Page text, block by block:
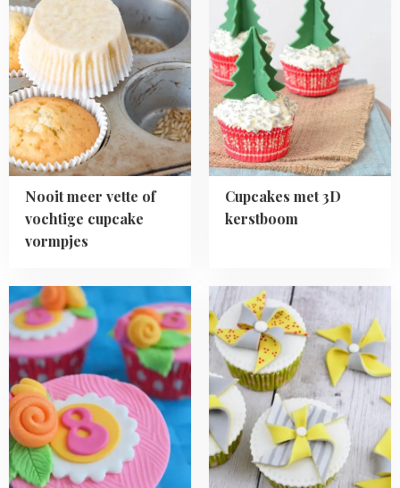
Nooit meer vette of
vochtige cupcake
vormpjes
about
Nooit
meer
vette
of
vochtige
cupcake
vormpjes
Cupcakes met 3D
kerstboom
about
Cupcakes
met
3D
kerstboom
Read
more
about
Leeftijd
cupcakes
Read
more
about
Video:
Molen
cupcakes